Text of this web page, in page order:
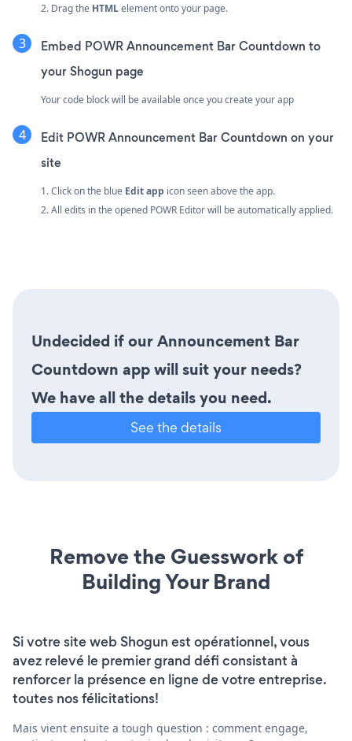
2. Drag the HTMLelement onto your page.
Embed POWR Announcement Bar Countdown to
your Shogun page
Your code block will be available once you create your app
Edit POWR Announcement Bar Countdown on your
site
1. Click on the blue Edit app icon seen above the app.
2. All edits in the opened POWR Editor will be automatically applied.
Undecided if our Announcement Bar
Countdown app will suit your needs?
We have all the details you need.
See the details
Remove the Guesswork of
Building Your Brand
Si votre site web Shogun est opérationnel, vous
avez relevé le premier grand défi consistant à
renforcer la présence en ligne de votre entreprise.
toutes nos félicitations!
Mais vient ensuite a tough question : comment engage,